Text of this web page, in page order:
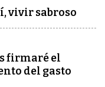
vivir sabroso
firmaré el
del gasto